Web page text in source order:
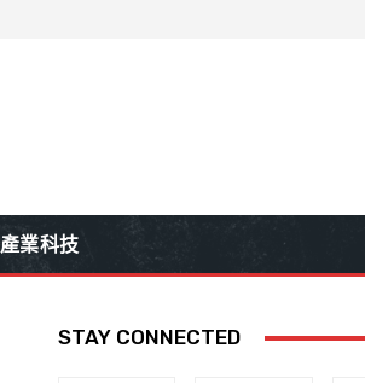
產業科技
STAY CONNECTED